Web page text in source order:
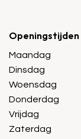
Openingstijden
Maandag
Dinsdag
Woensdag
Donderdag
Vrijdag
Zaterdag